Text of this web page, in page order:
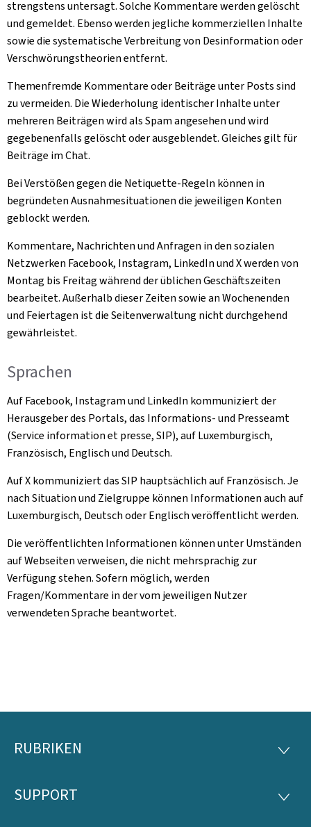
strengstens untersagt. Solche Kommentare werden gelöscht
und gemeldet. Ebenso werden jegliche kommerziellen Inhalte
sowie die systematische Verbreitung von Desinformation oder
Verschwörungstheorien entfernt.
Themenfremde Kommentare oder Beiträge unter Posts sind
zu vermeiden. Die Wiederholung identischer Inhalte unter
mehreren Beiträgen wird als Spam angesehen und wird
gegebenenfalls gelöscht oder ausgeblendet. Gleiches gilt für
Beiträge im Chat.
Bei Verstößen gegen die Netiquette-Regeln können in
begründeten Ausnahmesituationen die jeweiligen Konten
geblockt werden.
Kommentare, Nachrichten und Anfragen in den sozialen
Netzwerken Facebook, Instagram, LinkedIn und X werden von
Montag bis Freitag während der üblichen Geschäftszeiten
bearbeitet. Außerhalb dieser Zeiten sowie an Wochenenden
und Feiertagen ist die Seitenverwaltung nicht durchgehend
gewährleistet.
Sprachen
Auf Facebook, Instagram und LinkedIn kommuniziert der
Herausgeber des Portals, das Informations- und Presseamt
(Service information et presse, SIP), auf Luxemburgisch,
Französisch, Englisch und Deutsch.
Auf X kommuniziert das SIP hauptsächlich auf Französisch. Je
nach Situation und Zielgruppe können Informationen auch auf
Luxemburgisch, Deutsch oder Englisch veröffentlicht werden.
Die veröffentlichten Informationen können unter Umständen
auf Webseiten verweisen, die nicht mehrsprachig zur
Verfügung stehen. Sofern möglich, werden
Fragen/Kommentare in der vom jeweiligen Nutzer
verwendeten Sprache beantwortet.
Footer
RUBRIKEN
SUPPORT